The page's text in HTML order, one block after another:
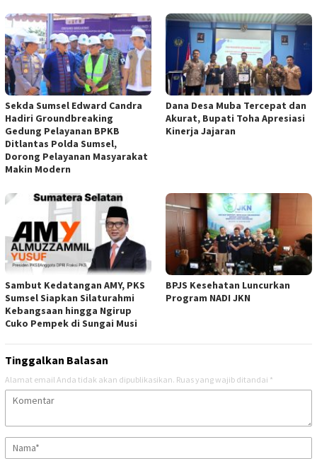
Sekda Sumsel Edward Candra
Hadiri Groundbreaking
Gedung Pelayanan BPKB
Ditlantas Polda Sumsel,
Dorong Pelayanan Masyarakat
Makin Modern
Dana Desa Muba Tercepat dan
Akurat, Bupati Toha Apresiasi
Kinerja Jajaran
Sambut Kedatangan AMY, PKS
Sumsel Siapkan Silaturahmi
Kebangsaan hingga Ngirup
Cuko Pempek di Sungai Musi
BPJS Kesehatan Luncurkan
Program NADI JKN
Tinggalkan Balasan
Alamat email Anda tidak akan dipublikasikan. Ruas yang wajib ditandai *